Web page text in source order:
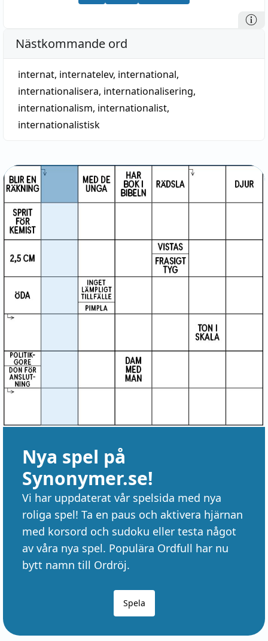
Nästkommande ord
internat, internatelev, international,
internationalisera, internationalisering,
internationalism, internationalist,
internationalistisk
Nya spel på
Synonymer.se!
Vi har uppdaterat vår spelsida med nya
roliga spel! Ta en paus och aktivera hjärnan
med korsord och sudoku eller testa något
av våra nya spel. Populära Ordfull har nu
bytt namn till Ordröj.
Spela